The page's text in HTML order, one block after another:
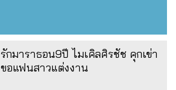
รักมาราธอน9ปี ไมเคิลศิรชัช คุกเข่า
ขอแฟนสาวแต่งงาน